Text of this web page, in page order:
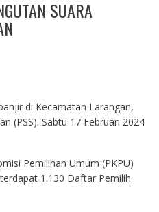
SUARA
di Kecamatan Larangan,
(PSS). Sabtu 17 Februari 2024
Pemilihan Umum (PKPU)
1.130 Daftar Pemilih